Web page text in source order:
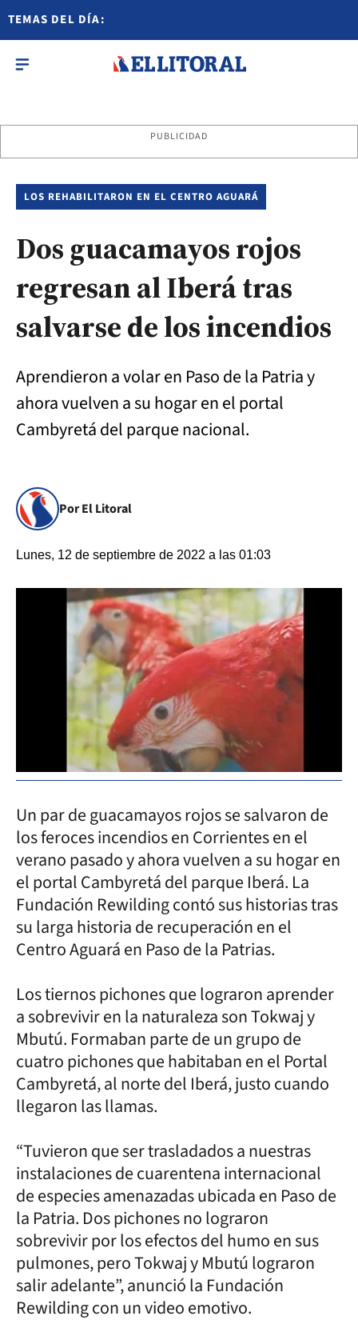
TEMAS DEL DÍA:
PUBLICIDAD
LOS REHABILITARON EN EL CENTRO AGUARÁ
Dos guacamayos rojos
regresan al Iberá tras
salvarse de los incendios
Aprendieron a volar en Paso de la Patria y
ahora vuelven a su hogar en el portal
Cambyretá del parque nacional.
Por El Litoral
Lunes, 12 de septiembre de 2022 a las 01:03
Un par de guacamayos rojos se salvaron de
los feroces incendios en Corrientes en el
verano pasado y ahora vuelven a su hogar en
el portal Cambyretá del parque Iberá. La
Fundación Rewilding contó sus historias tras
su larga historia de recuperación en el
Centro Aguará en Paso de la Patrias.
Los tiernos pichones que lograron aprender
a sobrevivir en la naturaleza son Tokwaj y
Mbutú. Formaban parte de un grupo de
cuatro pichones que habitaban en el Portal
Cambyretá, al norte del Iberá, justo cuando
llegaron las llamas.
“Tuvieron que ser trasladados a nuestras
instalaciones de cuarentena internacional
de especies amenazadas ubicada en Paso de
la Patria. Dos pichones no lograron
sobrevivir por los efectos del humo en sus
pulmones, pero Tokwaj y Mbutú lograron
salir adelante”, anunció la Fundación
Rewilding con un video emotivo.